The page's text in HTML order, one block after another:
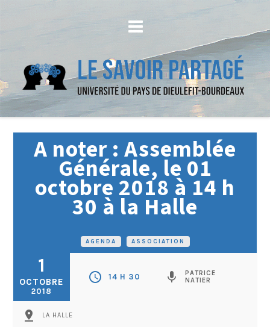
AGENDA ASSOCIATION
A noter : Assemblée
Générale, le 01
octobre 2018 à 14 h
30 à la Halle
1
OCTOBRE
2018
schedule 14 H 30 mic
PATRICE
NATIER
pin_drop LA HALLE